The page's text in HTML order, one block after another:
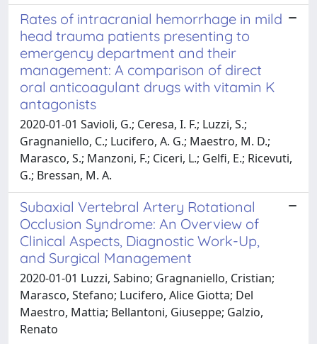
Rates of intracranial hemorrhage in mild
head trauma patients presenting to
emergency department and their
management: A comparison of direct
oral anticoagulant drugs with vitamin K
antagonists
2020-01-01 Savioli, G.; Ceresa, I. F.; Luzzi, S.;
Gragnaniello, C.; Lucifero, A. G.; Maestro, M. D.;
Marasco, S.; Manzoni, F.; Ciceri, L.; Gelfi, E.; Ricevuti,
G.; Bressan, M. A.
Subaxial Vertebral Artery Rotational
Occlusion Syndrome: An Overview of
Clinical Aspects, Diagnostic Work-Up,
and Surgical Management
2020-01-01 Luzzi, Sabino; Gragnaniello, Cristian;
Marasco, Stefano; Lucifero, Alice Giotta; Del
Maestro, Mattia; Bellantoni, Giuseppe; Galzio,
Renato